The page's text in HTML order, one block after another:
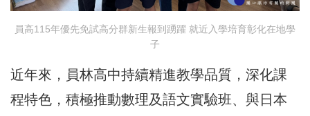
員高115年優先免試高分群新生報到踴躍 就近入學培育彰化在地學
子
近年來，員林高中持續精進教學品質，深化課
程特色，積極推動數理及語文實驗班、與日本